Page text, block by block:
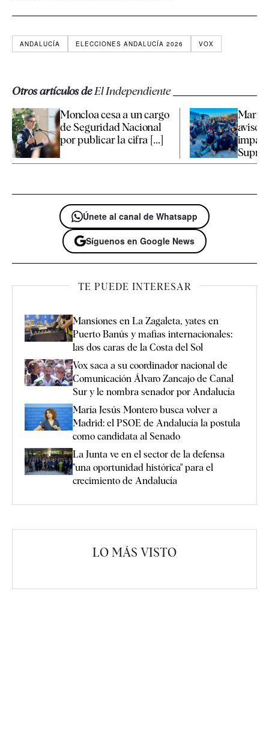
ANDALUCÍA ELECCIONES ANDALUCÍA 2026 VOX
Otros artículos deEl Independiente
Moncloa cesa a un cargo
de Seguridad Nacional
por publicar la cifra [...]
avisó
Únete al canal de Whatsapp
Síguenos en Google News
TE PUEDE INTERESAR
Mansiones en La Zagaleta, yates en
Puerto Banús y mafias internacionales:
las dos caras de la Costa del Sol
Vox saca a su coordinador nacional de
Comunicación Álvaro Zancajo de Canal
Sur y le nombra senador por Andalucía
María Jesús Montero busca volver a
Madrid: el PSOE de Andalucía la postula
como candidata al Senado
La Junta ve en el sector de la defensa
"una oportunidad histórica" para el
crecimiento de Andalucía
LO MÁS VISTO